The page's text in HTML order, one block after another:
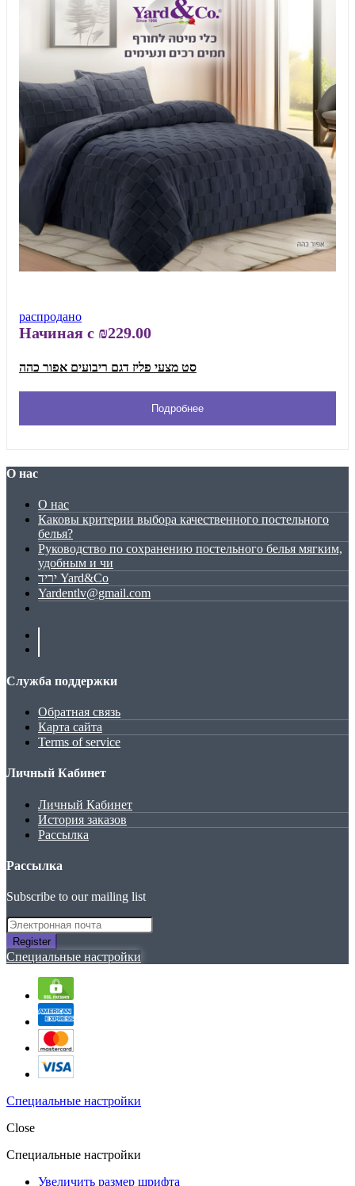
распродано
Начиная с ₪229.00
סט מצעי פליז דגם ריבועים אפור כהה
Подробнее
О нас
О нас
Каковы критерии выбора качественного постельного
белья?
Руководство по сохранению постельного белья мягким,
удобным и чи
יריד Yard&Co
Yardentlv@gmail.com
Служба поддержки
Обратная связь
Карта сайта
Terms of service
Личный Кабинет
Личный Кабинет
История заказов
Рассылка
Рассылка
Subscribe to our mailing list
Register
Специальные настройки
Специальные настройки
Close
Специальные настройки
Увеличить размер шрифта